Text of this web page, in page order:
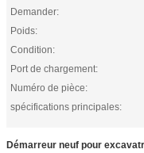
Demander:
Poids:
Condition:
Port de chargement:
Numéro de pièce:
spécifications principales:
Démarreur neuf pour